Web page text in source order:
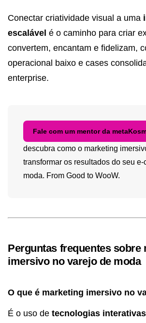
Conectar criatividade visual a uma
escalável é o caminho para criar
convertem, encantam e fidelizam,
operacional baixo e cases
enterprise.
Fale com um mentor da
descubra como o marketing
transformar os resultados do seu
moda. From Good to WooW.
Perguntas frequentes sobre
imersivo no varejo de moda
O que é marketing imersivo no
É o uso de tecnologias interativas